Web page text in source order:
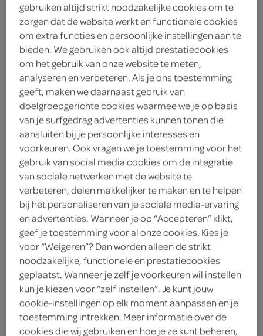
Lokale Bakker casino
tarwe half
Lokale Bakker
1.
80
1 Stuks
Let op: aanbiedingen zijn niet zichtbaar bij de
producten, maar worden wél automatisch
verwerkt in de winkelmand.
gebruiken altijd strikt noodzakelijke cookies om te
zorgen dat de website werkt en functionele cookies
om extra functies en persoonlijke instellingen aan te
bieden. We gebruiken ook altijd prestatiecookies
om het gebruik van onze website te meten,
analyseren en verbeteren. Als je ons toestemming
geeft, maken we daarnaast gebruik van
doelgroepgerichte cookies waarmee we je op basis
van je surfgedrag advertenties kunnen tonen die
aansluiten bij je persoonlijke interesses en
voorkeuren. Ook vragen we je toestemming voor het
gebruik van social media cookies om de integratie
van sociale netwerken met de website te
verbeteren, delen makkelijker te maken en te helpen
bij het personaliseren van je sociale media-ervaring
en advertenties. Wanneer je op “Accepteren” klikt,
geef je toestemming voor al onze cookies. Kies je
voor “Weigeren”? Dan worden alleen de strikt
noodzakelijke, functionele en prestatiecookies
geplaatst. Wanneer je zelf je voorkeuren wil instellen
kun je kiezen voor “zelf instellen”. Je kunt jouw
cookie-instellingen op elk moment aanpassen en je
toestemming intrekken. Meer informatie over de
cookies die wij gebruiken en hoe je ze kunt beheren,